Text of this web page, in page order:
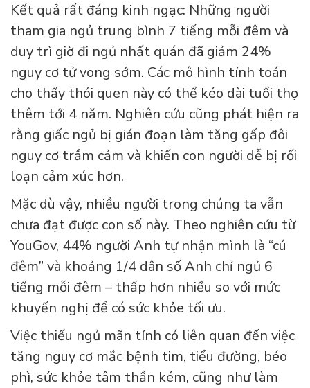
Kết quả rất đáng kinh ngạc: Những người
tham gia ngủ trung bình 7 tiếng mỗi đêm và
duy trì giờ đi ngủ nhất quán đã giảm 24%
nguy cơ tử vong sớm. Các mô hình tính toán
cho thấy thói quen này có thể kéo dài tuổi thọ
thêm tới 4 năm. Nghiên cứu cũng phát hiện ra
rằng giấc ngủ bị gián đoạn làm tăng gấp đôi
nguy cơ trầm cảm và khiến con người dễ bị rối
loạn cảm xúc hơn.
Mặc dù vậy, nhiều người trong chúng ta vẫn
chưa đạt được con số này. Theo nghiên cứu từ
YouGov, 44% người Anh tự nhận mình là “cú
đêm” và khoảng 1/4 dân số Anh chỉ ngủ 6
tiếng mỗi đêm – thấp hơn nhiều so với mức
khuyến nghị để có sức khỏe tối ưu.
Việc thiếu ngủ mãn tính có liên quan đến việc
tăng nguy cơ mắc bệnh tim, tiểu đường, béo
phì, sức khỏe tâm thần kém, cũng như làm